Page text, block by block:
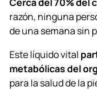
razón, ninguna
de una semana sin
Este líquido vital
metabólicas del
para la salud de la